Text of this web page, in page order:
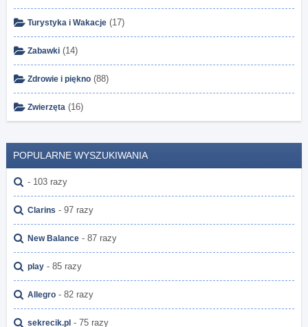
Turystyka i Wakacje (17)
Zabawki (14)
Zdrowie i piękno (88)
Zwierzęta (16)
POPULARNE WYSZUKIWANIA
- 103 razy
Clarins - 97 razy
New Balance - 87 razy
play - 85 razy
Allegro - 82 razy
sekrecik.pl - 75 razy